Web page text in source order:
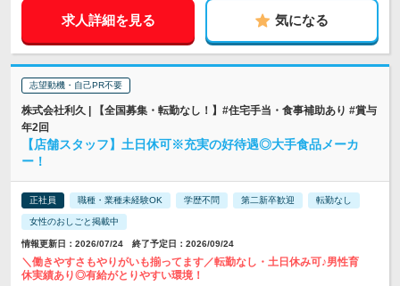
求人詳細を見る 気になる
志望動機・自己PR不要
株式会社利久 | 【全国募集・転勤なし！】#住宅手当・食事補助あり #賞与
年2回
【店舗スタッフ】土日休可※充実の好待遇◎大手食品メーカ
ー！
正社員 職種・業種未経験OK 学歴不問 第二新卒歓迎 転勤なし
女性のおしごと掲載中
情報更新日：2026/07/24 終了予定日：2026/09/24
＼働きやすさもやりがいも揃ってます／転勤なし・土日休み可♪男性育
休実績あり◎有給がとりやすい環境！